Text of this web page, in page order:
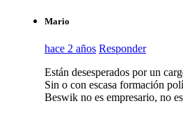
Mario
hace 2 años Responder
Están desesperados por un
Sin o con escasa formación
Beswik no es empresario, no